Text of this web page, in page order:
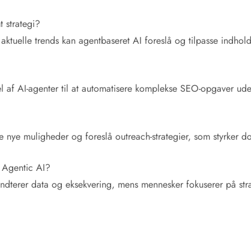
strategi?
trends kan agentbaseret AI foreslå og tilpasse
AI-agenter til at automatisere komplekse SEO-opgaver
muligheder og foreslå outreach-strategier, som styrker
Agentic AI?
data og eksekvering, mens mennesker fokuserer på